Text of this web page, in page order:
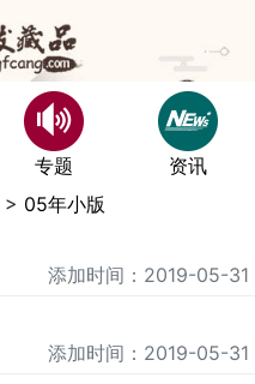
专题
资讯
> 05年小版
添加时间：2019-05-31
添加时间：2019-05-31